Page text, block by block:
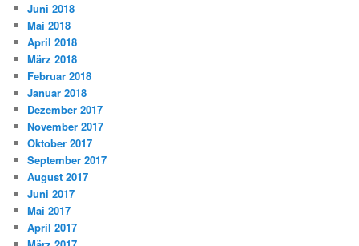
Juni 2018
Mai 2018
April 2018
März 2018
Februar 2018
Januar 2018
Dezember 2017
November 2017
Oktober 2017
September 2017
August 2017
Juni 2017
Mai 2017
April 2017